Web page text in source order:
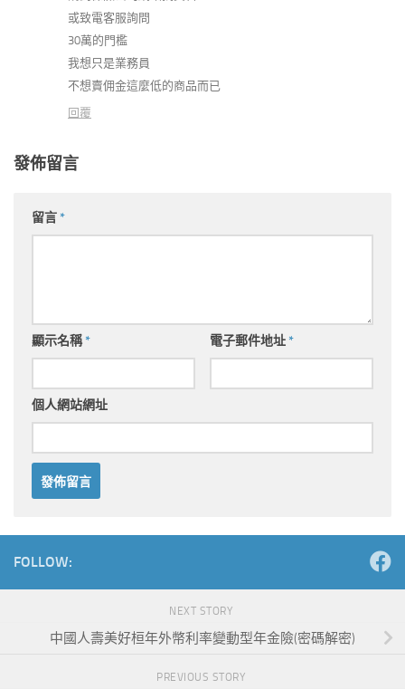
或致電客服詢問
30萬的門檻
我想只是業務員
不想賣佣金這麼低的商品而已
回覆
發佈留言
留言*
顯示名稱* 電子郵件地址*
個人網站網址
FOLLOW:
NEXT STORY
中國人壽美好桓年外幣利率變動型年金險(密碼解密)
PREVIOUS STORY